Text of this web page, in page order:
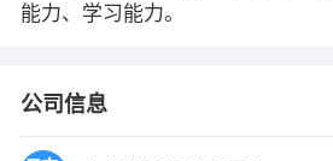
能力、学习能力。
公司信息